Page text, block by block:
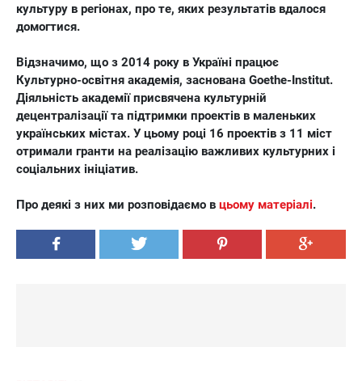
культуру в регіонах, про те, яких результатів вдалося
домогтися.
Відзначимо, що з 2014 року в Україні працює
Культурно-освітня академія, заснована Goethe-Institut.
Діяльність академії присвячена культурній
децентралізації та підтримки проектів в маленьких
українських містах. У цьому році 16 проектів з 11 міст
отримали гранти на реалізацію важливих культурних і
соціальних ініціатив.
Про деякі з них ми розповідаємо в цьому матеріалі.